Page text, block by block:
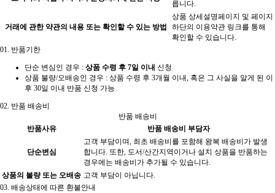
릅니다.
거래에 관한 약관의 내용 또는 확인할 수 있는 방법
상품 상세설명페이지 및 페이지
하단의 이용약관 링크를 통해
확인할 수 있습니다.
01. 반품기한
단순 변심인 경우 : 상품 수령 후 7일 이내 신청
상품 불량/오배송인 경우 : 상품 수령 후 3개월 이내, 혹은 그 사실을 알게 된 이
후 30일 이내 반품 신청 가능
02. 반품 배송비
반품 배송비
반품사유
반품 배송비 부담자
단순변심
고객 부담이며, 최초 배송비를 포함해 왕복 배송비가 발생
합니다. 또한, 도서/산간지역이거나 설치 상품을 반품하는
경우에는 배송비가 추가될 수 있습니다.
상품의 불량 또는 오배송 고객 부담이 아닙니다.
03. 배송상태에 따른 환불안내